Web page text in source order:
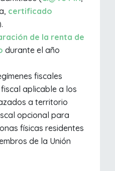
certificado
de la renta de
durante el año
fiscales
aplicable a los
a territorio
opcional para
físicas residentes
de la Unión